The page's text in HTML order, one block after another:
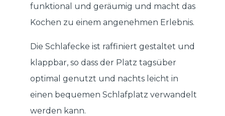
funktional und geräumig und macht das
Kochen zu einem angenehmen Erlebnis.
Die Schlafecke ist raffiniert gestaltet und
klappbar, so dass der Platz tagsüber
optimal genutzt und nachts leicht in
einen bequemen Schlafplatz verwandelt
werden kann.